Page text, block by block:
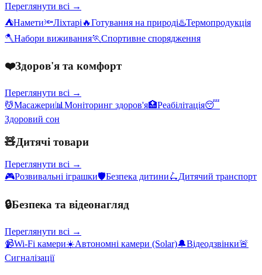
Переглянути всі →
⛺Намети🔦Ліхтарі 🔥Готування на природі♨️Термопродукція
🪓Набори виживання🏃Спортивне спорядження
❤️Здоров'я та комфорт
Переглянути всі →
💆Масажери📊 Моніторинг здоров'я🏥Реабілітація😴
Здоровий сон
🧸Дитячі товари
Переглянути всі →
🎮Розвивальні іграшки🛡️Безпека дитини🛴Дитячий транспорт
🔒Безпека та відеонагляд
Переглянути всі →
📹Wi-Fi камери☀️Автономні камери (Solar)🔔Відеодзвінки🚨
Сигналізації